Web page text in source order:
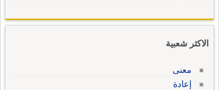
الاكثر شعبية
معنى
إعادة